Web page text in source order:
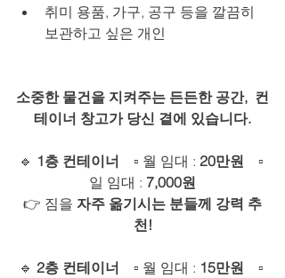
취미 용품, 가구, 공구 등을 깔끔히
보관하고 싶은 개인
소중한 물건을 지켜주는 든든한 공간,  컨
테이너 창고가 당신 곁에 있습니다.
🔹 1층 컨테이너 ▫️ 월 임대 : 20만원 ▫️
일 임대 : 7,000원
👉 짐을 자주 옮기시는 분들께 강력 추
천!
🔹 2층 컨테이너 ▫️ 월 임대 : 15만원 ▫️